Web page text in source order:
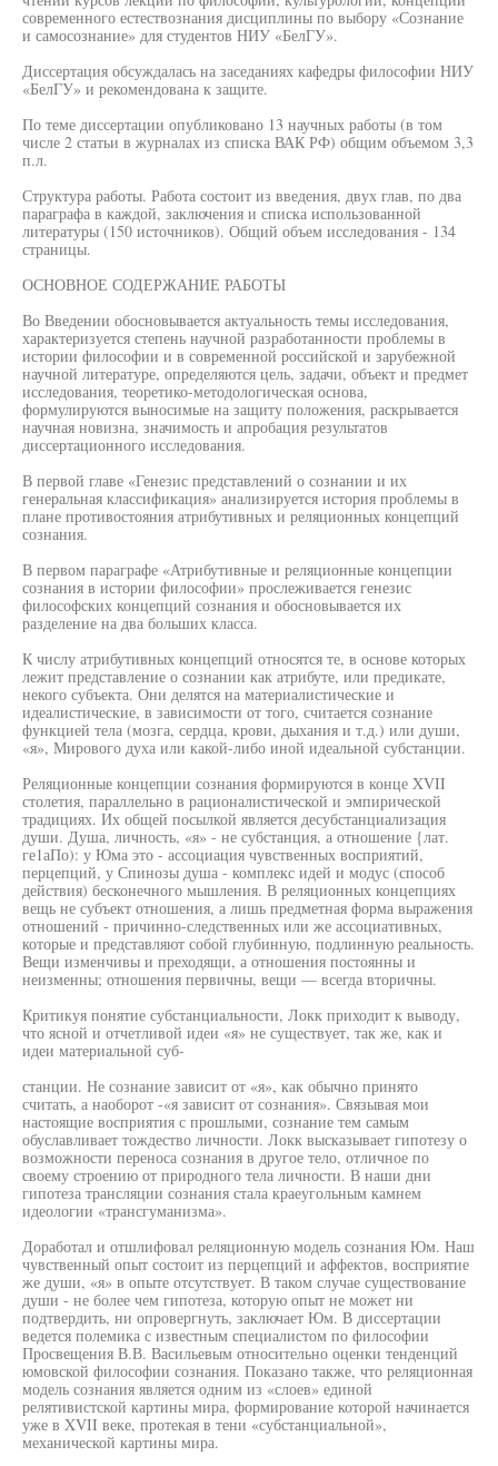
современного естествознания дисциплины по выбору «Сознание
и самосознание» для студентов НИУ «БелГУ».
Диссертация обсуждалась на заседаниях кафедры философии НИУ
«БелГУ» и рекомендована к защите.
По теме диссертации опубликовано 13 научных работы (в том
числе 2 статьи в журналах из списка ВАК РФ) общим объемом 3,3
п.л.
Структура работы. Работа состоит из введения, двух глав, по два
параграфа в каждой, заключения и списка использованной
литературы (150 источников). Общий объем исследования - 134
страницы.
ОСНОВНОЕ СОДЕРЖАНИЕ РАБОТЫ
Во Введении обосновывается актуальность темы исследования,
характеризуется степень научной разработанности проблемы в
истории философии и в современной российской и зарубежной
научной литературе, определяются цель, задачи, объект и предмет
исследования, теоретико-методологическая основа,
формулируются выносимые на защиту положения, раскрывается
научная новизна, значимость и апробация результатов
диссертационного исследования.
В первой главе «Генезис представлений о сознании и их
генеральная классификация» анализируется история проблемы в
плане противостояния атрибутивных и реляционных концепций
сознания.
В первом параграфе «Атрибутивные и реляционные концепции
сознания в истории философии» прослеживается генезис
философских концепций сознания и обосновывается их
разделение на два больших класса.
К числу атрибутивных концепций относятся те, в основе которых
лежит представление о сознании как атрибуте, или предикате,
некого субъекта. Они делятся на материалистические и
идеалистические, в зависимости от того, считается сознание
функцией тела (мозга, сердца, крови, дыхания и т.д.) или души,
«я», Мирового духа или какой-либо иной идеальной субстанции.
Реляционные концепции сознания формируются в конце XVII
столетия, параллельно в рационалистической и эмпирической
традициях. Их общей посылкой является десубстанциализация
души. Душа, личность, «я» - не субстанция, а отношение {лат.
ге1аПо): у Юма это - ассоциация чувственных восприятий,
перцепций, у Спинозы душа - комплекс идей и модус (способ
действия) бесконечного мышления. В реляционных концепциях
вещь не субъект отношения, а лишь предметная форма выражения
отношений - причинно-следственных или же ассоциативных,
которые и представляют собой глубинную, подлинную реальность.
Вещи изменчивы и преходящи, а отношения постоянны и
неизменны; отношения первичны, вещи — всегда вторичны.
Критикуя понятие субстанциальности, Локк приходит к выводу,
что ясной и отчетливой идеи «я» не существует, так же, как и
идеи материальной суб-
станции. Не сознание зависит от «я», как обычно принято
считать, а наоборот -«я зависит от сознания». Связывая мои
настоящие восприятия с прошлыми, сознание тем самым
обуславливает тождество личности. Локк высказывает гипотезу о
возможности переноса сознания в другое тело, отличное по
своему строению от природного тела личности. В наши дни
гипотеза трансляции сознания стала краеугольным камнем
идеологии «трансгуманизма».
Доработал и отшлифовал реляционную модель сознания Юм. Наш
чувственный опыт состоит из перцепций и аффектов, восприятие
же души, «я» в опыте отсутствует. В таком случае существование
души - не более чем гипотеза, которую опыт не может ни
подтвердить, ни опровергнуть, заключает Юм. В диссертации
ведется полемика с известным специалистом по философии
Просвещения В.В. Васильевым относительно оценки тенденций
юмовской философии сознания. Показано также, что реляционная
модель сознания является одним из «слоев» единой
релятивистской картины мира, формирование которой начинается
уже в XVII веке, протекая в тени «субстанциальной»,
механической картины мира.